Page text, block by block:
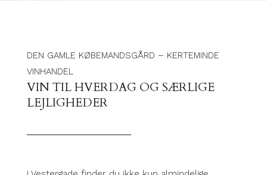
DEN GAMLE KØBEMANDSGÅRD – KERTEMINDE
VINHANDEL
VIN TIL HVERDAG OG SÆRLIGE
LEJLIGHEDER